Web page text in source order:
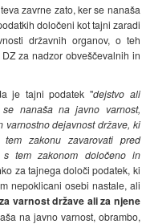
zavrne zato, ker se nanaša
določeni kot tajni zaradi
državnih organov, o teh
za nadzor obveščevalnih in
je tajni podatek "dejstvo ali
nanaša na javno varnost,
dejavnost države, ki
zakonu zavarovati pred
tem zakonom določeno in
za tajnega določi podatek, ki
nepoklicani osebi nastale, ali
varnost države ali za njene
na javno varnost, obrambo,